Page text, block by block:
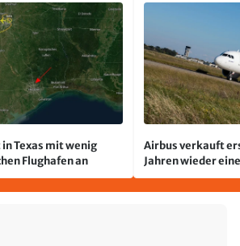
Texas mit wenig
Flughafen an
Airbus verkauft
Jahren wieder